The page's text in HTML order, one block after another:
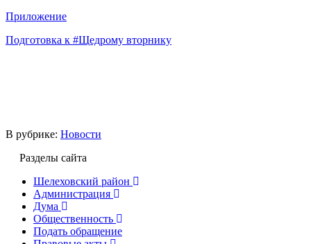
Приложение
Подготовка к #Щедрому вторнику
В рубрике: Новости
Разделы сайта
Шелеховский район
Администрация
Дума
Общественность
Подать обращение